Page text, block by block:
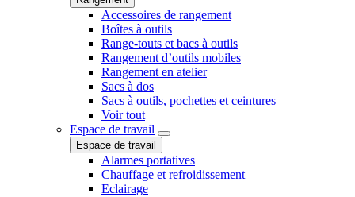
Accessoires de rangement
Boîtes à outils
Range-touts et bacs à outils
Rangement d’outils mobiles
Rangement en atelier
Sacs à dos
Sacs à outils, pochettes et ceintures
Voir tout
Espace de travail
Espace de travail
Alarmes portatives
Chauffage et refroidissement
Eclairage